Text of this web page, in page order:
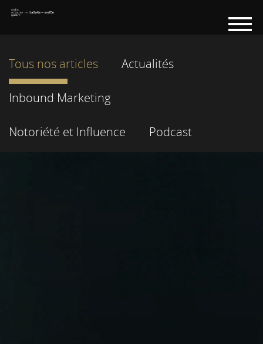
Tous nos articles Actualités
Inbound Marketing
Notoriété et Influence Podcast